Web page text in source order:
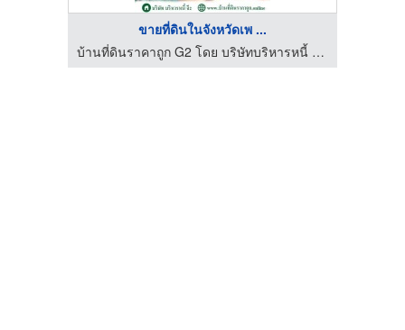
ขายที่ดินในจังหวัดเพ ...
บ้านที่ดินราคาถูก G2 โดย บริษัทบริหารหนี้ จี2 จำกัด